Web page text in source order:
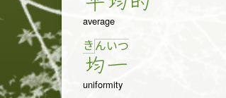
average
き ん
均
いつ
一
uniformity